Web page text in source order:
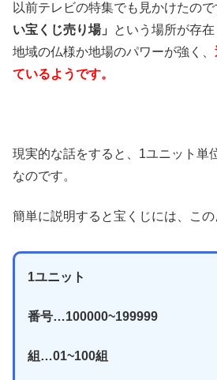
以前テレビの特集でも見かけたので
い宝くじ売り場」
という場所が存
地域の仏様か地場のパワーが強く、
ているようです。
現実的な話をすると、1ユニット単
なのです。
簡単に説明すると宝くじには、この
1ユニット
番号…100000~199999
組…01~100組